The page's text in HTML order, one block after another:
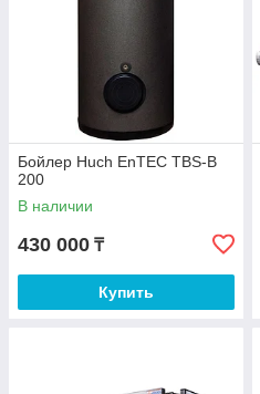
Бойлер Huch EnTEC TBS-B
200
В наличии
430 000 ₸
Купить